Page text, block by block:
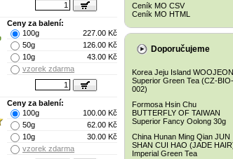
Ceny za balení:
100g
227.00 Kč
50g
126.00 Kč
10g
43.00 Kč
vzorek zdarma
Ceny za balení:
100g
100.00 Kč
50g
62.00 Kč
10g
30.00 Kč
vzorek zdarma
Ceník MO CSV
Ceník MO HTML
Doporučujeme
Korea Jeju Island WOOJEON
Superior Green Tea (CZ-BIO-
002)
Formosa Hsin Chu
BUTTERFLY OF TAIWAN
Superior Fancy Oolong 30g
China Hunan Ming Qian JUN
SHAN CUI HAO (JADE
Imperial Green Tea